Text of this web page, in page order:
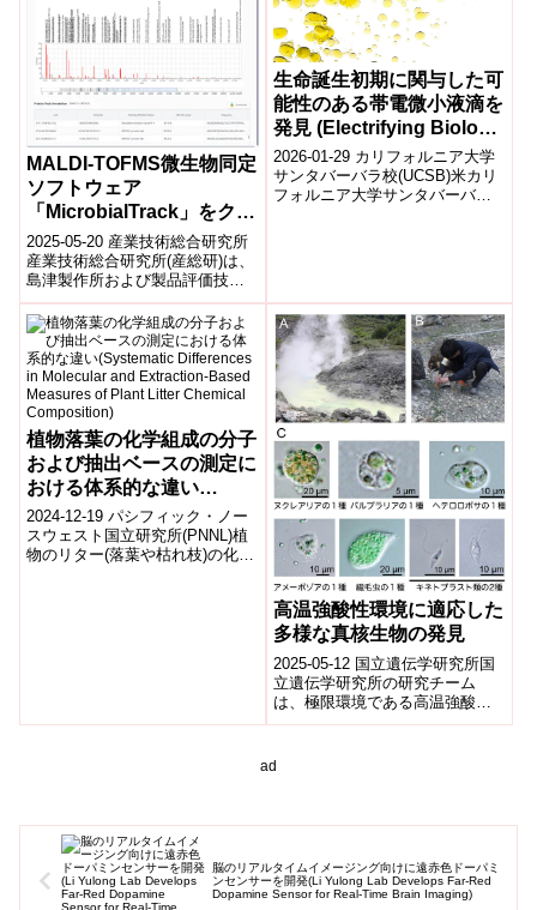
MALDI-TOFMS微生物同定
ソフトウェア
「MicrobialTrack」をクラ
ウドサービスで発売～未培
養や難培養も含む微生物8
万5千種を網羅する業界最
大のデータベースを活用～
2025-05-20 産業技術総合研究所
産業技術総合研究所(産総研)は、
島津製作所および製品評価技術
基盤機構(NITE)との共同研究に
基づき、微生物同定ソフトウ...
生命誕生初期に関与した可
能性のある帯電微小液滴を
発見 (Electrifying Biology
in a Bubble)
2026-01-29 カリフォルニア大学
サンタバーバラ校(UCSB)米カリ
フォルニア大学サンタバーバラ
植物落葉の化学組成の分子
および抽出ベースの測定に
おける体系的な違い
(Systematic Differences
in Molecular and
Extraction-Based
2024-12-19 パシフィック・ノー
スウェスト国立研究所(PNNL)植
物のリター(落葉や枯れ枝)の化学
高温強酸性環境に適応した
多様な真核生物の発見
2025-05-12 国立遺伝学研究所国
立遺伝学研究所の研究チーム
は、極限環境である高温強酸性
の火山湖に生息する多様な真核
はpH1以...
ad
脳のリアルタイムイメージング向けに遠赤色ドーパミ
ンセンサーを開発(Li Yulong Lab Develops Far-Red
Dopamine Sensor for Real-Time Brain Imaging)